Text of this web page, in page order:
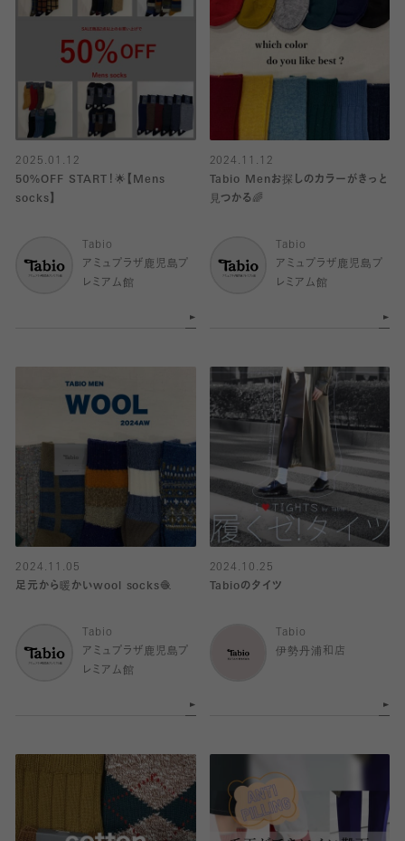
2025.01.12
50%OFF START！🌟【Mens
socks】
Tabio
アミュプラザ鹿児島プ
レミアム館
2024.11.12
Tabio Menお探しのカラーがきっと
見つかる🌈
Tabio
アミュプラザ鹿児島プ
レミアム館
2024.11.05
足元から暖かいwool socks🧶
Tabio
アミュプラザ鹿児島プ
レミアム館
2024.10.25
Tabioのタイツ
Tabio
伊勢丹浦和店